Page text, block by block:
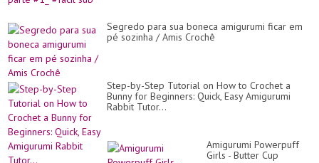
Segredo para sua boneca amigurumi ficar em
pé sozinha / Amis Crochê
Step-by-Step Tutorial on How to Crochet a
Bunny for Beginners: Quick, Easy Amigurumi
Rabbit Tutor...
Amigurumi Powerpuff
Girls - Butter Cup